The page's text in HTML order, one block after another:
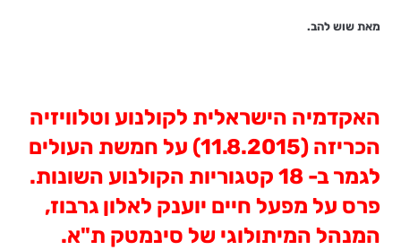
מאת שוש להב.
האקדמיה הישראלית לקולנוע וטלוויזיה
הכריזה (11.8.2015) על חמשת העולים
לגמר ב- 18 קטגוריות הקולנוע השונות.
פרס על מפעל חיים יוענק לאלון גרבוז,
המנהל המיתולוגי של סינמטק ת"א.